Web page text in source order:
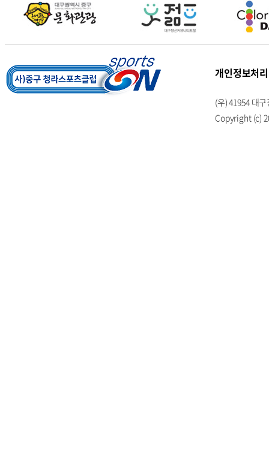
개인정보처
(우) 41954 대
Copyright (c)